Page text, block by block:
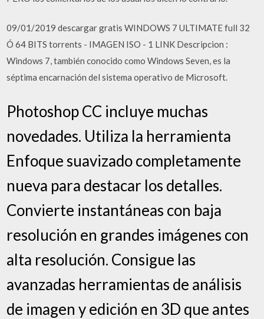
09/01/2019 descargar gratis WINDOWS 7 ULTIMATE full 32
Ó 64 BITS torrents - IMAGEN ISO - 1 LINK Descripcion :
Windows 7, también conocido como Windows Seven, es la
séptima encarnación del sistema operativo de Microsoft.
Photoshop CC incluye muchas
novedades. Utiliza la herramienta
Enfoque suavizado completamente
nueva para destacar los detalles.
Convierte instantáneas con baja
resolución en grandes imágenes con
alta resolución. Consigue las
avanzadas herramientas de análisis
de imagen y edición en 3D que antes